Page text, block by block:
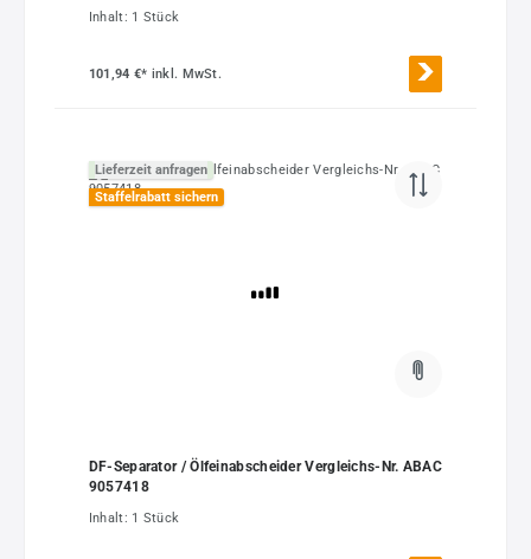
Inhalt: 1 Stück
101,94 €* inkl. MwSt.
Lieferzeit anfragen
Staffelrabatt sichern
DF-Separator / Ölfeinabscheider Vergleichs-Nr. ABAC
9057418
Inhalt: 1 Stück